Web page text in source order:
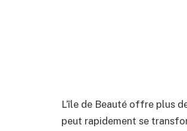
L’île de Beauté offre plus
peut rapidement se